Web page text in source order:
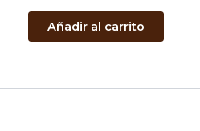
Añadir al carrito